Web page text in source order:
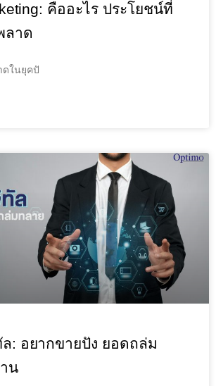
คืออะไร ประโยชน์ที่
ลาด
ดในยุคปั
: อยากขายปัง ยอดถล่ม
น